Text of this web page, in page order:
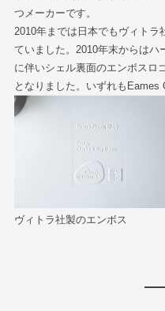
つメーカーです。
2010年までは日本でもヴィトラ
ていました。2010年末からは
に伴いシェル裏面のエンボスロ
となりました。いずれもEames
ヴィトラ社製のエンボス